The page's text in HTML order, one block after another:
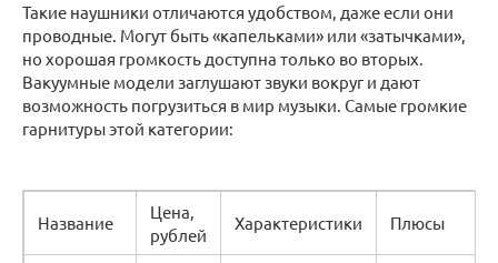
Такие наушники отличаются удобством, даже если они
проводные. Могут быть «капельками» или «затычками»,
но хорошая громкость доступна только во вторых.
Вакуумные модели заглушают звуки вокруг и дают
возможность погрузиться в мир музыки. Самые громкие
гарнитуры этой категории:
Название
Цена,
рублей
Характеристики Плюсы